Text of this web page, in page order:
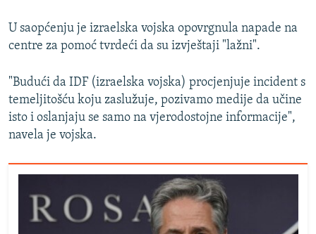
U saopćenju je izraelska vojska opovrgnula napade na
centre za pomoć tvrdeći da su izvještaji "lažni".
"Budući da IDF (izraelska vojska) procjenjuje incident s
temeljitošću koju zaslužuje, pozivamo medije da učine
isto i oslanjaju se samo na vjerodostojne informacije",
navela je vojska.